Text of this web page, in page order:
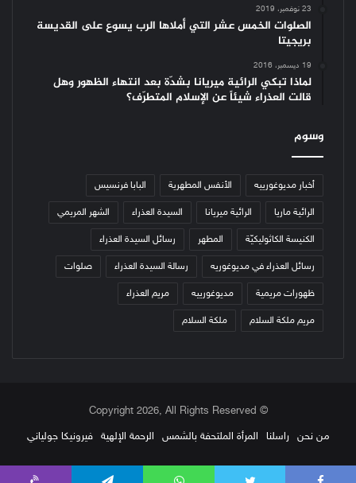
23 نوفمبر، 2019
الصلوات الخمس عشر التي أملاها الرب يسوع على القديسة
بريجيتا
19 ديسمبر، 2016
لماذا تبكي الرائية ميريانا بشدّة بعد انتهاء الظهور وهل
قالت العذراء شيئاً عن الإسلام المتطرّف؟
وسوم
أخبار مديوغورييه الأنفس المطهرية البابا فرنسيس
الرائية ماريا الرائية ميريانا السيدة العذراء الشهر المريمي
الكنيسة الكاثوليكيّة المطهر رسائل السيدة العذراء
رسائل العذراء في مديوغوريه رسالة السيدة العذراء صلوات
ظهورات مريمية مديوغورييه مريم العذراء
مريم ملكة السلام ملكة السلام
© Copyright 2026, All Rights Reserved
من نحن
راسلنا المرأة الملتحفة بالشمس الرحمة الإلهية فيرونيكا جولياني